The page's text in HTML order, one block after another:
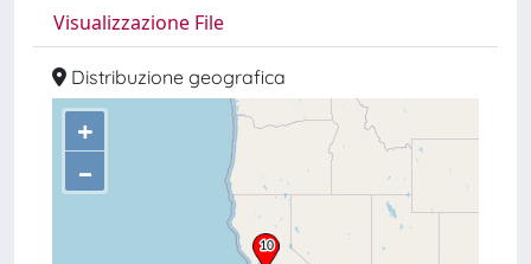
Visualizzazione File
Distribuzione geografica
+
–